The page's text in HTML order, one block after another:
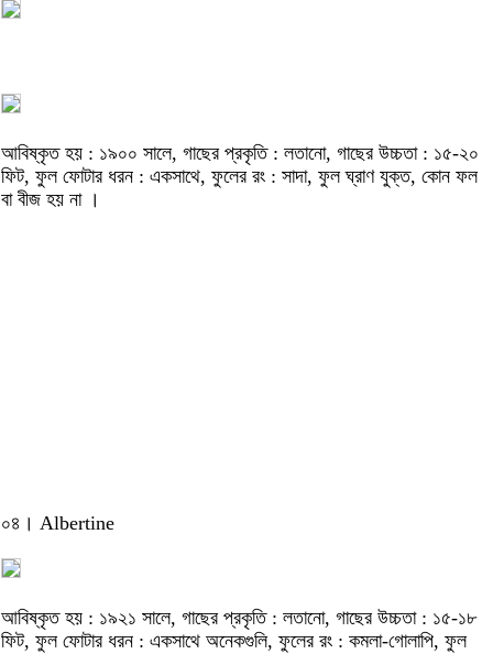
আবিষ্কৃত হয় : ১৯০০ সালে, গাছের প্রকৃতি : লতানো, গাছের উচ্চতা : ১৫-২০
ফিট, ফুল ফোটার ধরন : একসাথে, ফুলের রং : সাদা, ফুল ঘ্রাণ যুক্ত, কোন ফল
বা বীজ হয় না ।
০৪। Albertine
আবিষ্কৃত হয় : ১৯২১ সালে, গাছের প্রকৃতি : লতানো, গাছের উচ্চতা : ১৫-১৮
ফিট, ফুল ফোটার ধরন : একসাথে অনেকগুলি, ফুলের রং : কমলা-গোলাপি, ফুল